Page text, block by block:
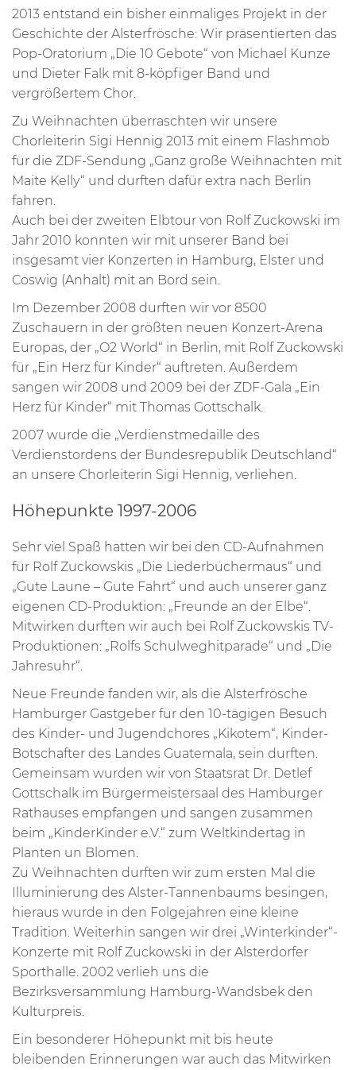
2013 entstand ein bisher einmaliges Projekt in der
Geschichte der Alsterfrösche: Wir präsentierten das
Pop-Oratorium „Die 10 Gebote“ von Michael Kunze
und Dieter Falk mit 8-köpfiger Band und
vergrößertem Chor.
Zu Weihnachten überraschten wir unsere
Chorleiterin Sigi Hennig 2013 mit einem Flashmob
für die ZDF-Sendung „Ganz große Weihnachten mit
Maite Kelly“ und durften dafür extra nach Berlin
fahren.
Auch bei der zweiten Elbtour von Rolf Zuckowski im
Jahr 2010 konnten wir mit unserer Band bei
insgesamt vier Konzerten in Hamburg, Elster und
Coswig (Anhalt) mit an Bord sein.
Im Dezember 2008 durften wir vor 8500
Zuschauern in der größten neuen Konzert-Arena
Europas, der „O2 World“ in Berlin, mit Rolf Zuckowski
für „Ein Herz für Kinder“ auftreten. Außerdem
sangen wir 2008 und 2009 bei der ZDF-Gala „Ein
Herz für Kinder“ mit Thomas Gottschalk.
2007 wurde die „Verdienstmedaille des
Verdienstordens der Bundesrepublik Deutschland“
an unsere Chorleiterin Sigi Hennig, verliehen.
Höhepunkte 1997-2006
Sehr viel Spaß hatten wir bei den CD-Aufnahmen
für Rolf Zuckowskis „Die Liederbüchermaus“ und
„Gute Laune – Gute Fahrt“ und auch unserer ganz
eigenen CD-Produktion: „Freunde an der Elbe“.
Mitwirken durften wir auch bei Rolf Zuckowskis TV-
Produktionen: „Rolfs Schulweghitparade“ und „Die
Jahresuhr“.
Neue Freunde fanden wir, als die Alsterfrösche
Hamburger Gastgeber für den 10-tägigen Besuch
des Kinder- und Jugendchores „Kikotem“, Kinder-
Botschafter des Landes Guatemala, sein durften.
Gemeinsam wurden wir von Staatsrat Dr. Detlef
Gottschalk im Bürgermeistersaal des Hamburger
Rathauses empfangen und sangen zusammen
beim „KinderKinder e.V.“ zum Weltkindertag in
Planten un Blomen.
Zu Weihnachten durften wir zum ersten Mal die
Illuminierung des Alster-Tannenbaums besingen,
hieraus wurde in den Folgejahren eine kleine
Tradition. Weiterhin sangen wir drei „Winterkinder“-
Konzerte mit Rolf Zuckowski in der Alsterdorfer
Sporthalle. 2002 verlieh uns die
Bezirksversammlung Hamburg-Wandsbek den
Kulturpreis.
Ein besonderer Höhepunkt mit bis heute
bleibenden Erinnerungen war auch das Mitwirken